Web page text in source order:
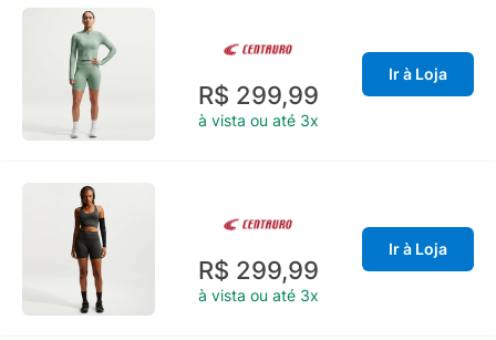
R$ 299,99
à vista ou até 3x
Ir à Loja
R$ 299,99
à vista ou até 3x
Ir à Loja